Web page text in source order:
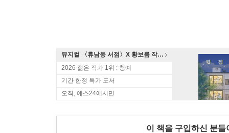
뮤지컬 〈휴남동 서점〉X 황보름 작가 북토크
2026 젊은 작가 1위 : 청예
기간 한정 특가 도서
오직, 예스24에서만
이 책을 구입하신 분